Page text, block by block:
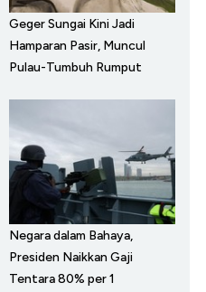
Geger Sungai Kini Jadi
Hamparan Pasir, Muncul
Pulau-Tumbuh Rumput
Negara dalam Bahaya,
Presiden Naikkan Gaji
Tentara 80% per 1